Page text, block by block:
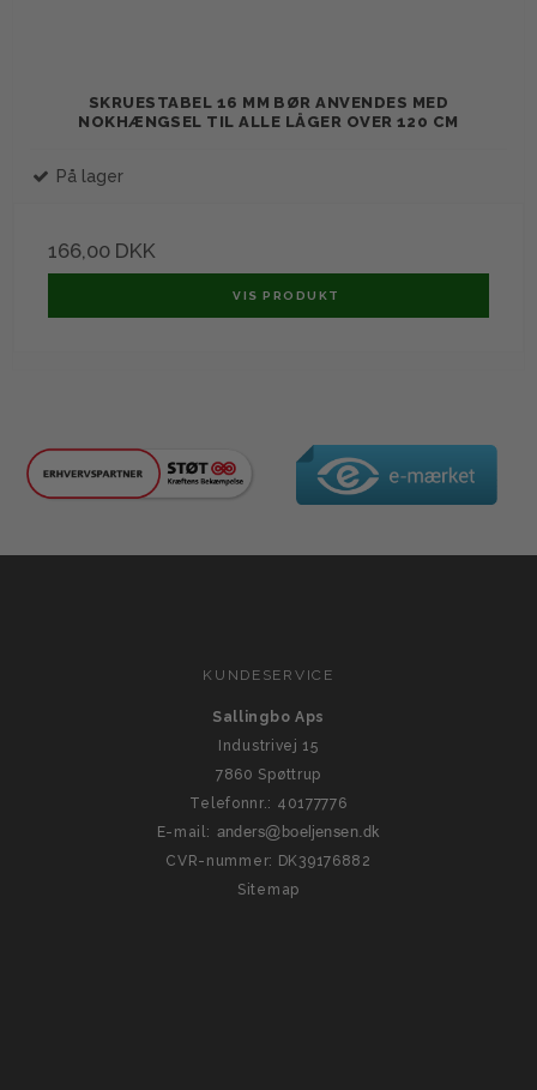
SKRUESTABEL 16 MM BØR ANVENDES MED
NOKHÆNGSEL TIL ALLE LÅGER OVER 120 CM
På lager
166,00 DKK
VIS PRODUKT
KUNDESERVICE
Sallingbo Aps
Industrivej 15
7860 Spøttrup
Telefonnr. : 40177776
E-mail :
CVR-nummer: DK39176882
Sitemap